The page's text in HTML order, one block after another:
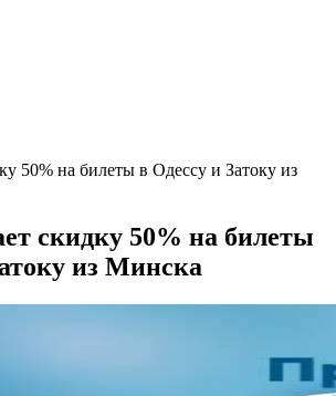
50% на билеты в Одессу и Затоку из
скидку 50% на билеты
из Минска